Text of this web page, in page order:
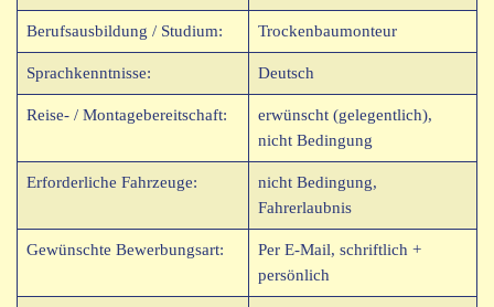
Berufsausbildung / Studium: Trockenbaumonteur
Sprachkenntnisse: Deutsch
Reise- / Montagebereitschaft:
erwünscht (gelegentlich),
nicht Bedingung
Erforderliche Fahrzeuge:
nicht Bedingung,
Fahrerlaubnis
Gewünschte Bewerbungsart:
Per E-Mail, schriftlich +
persönlich